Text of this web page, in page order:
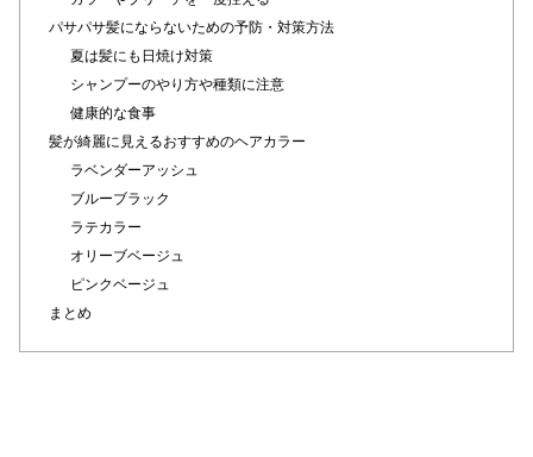
パサパサ髪にならないための予防・対策方法
夏は髪にも日焼け対策
シャンプーのやり方や種類に注意
健康的な食事
髪が綺麗に見えるおすすめのヘアカラー
ラベンダーアッシュ
ブルーブラック
ラテカラー
オリーブベージュ
ピンクベージュ
まとめ